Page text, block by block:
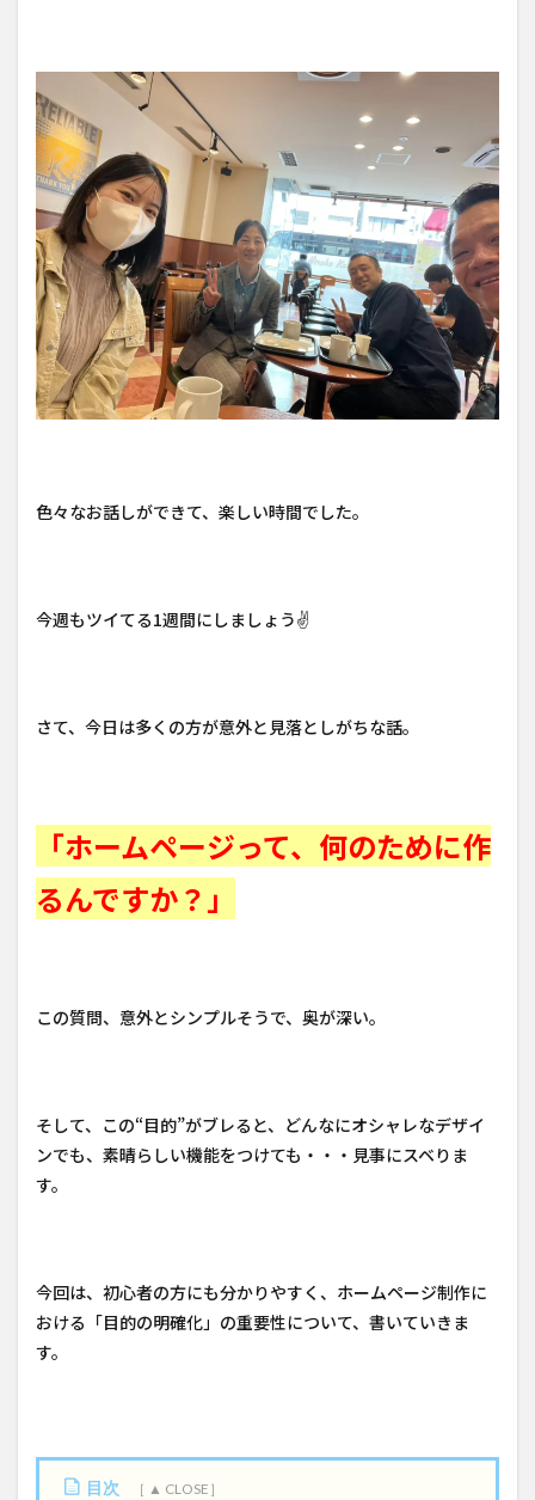
色々なお話しができて、楽しい時間でした。
今週もツイてる1週間にしましょう✌
さて、今日は多くの方が意外と見落としがちな話。
「ホームページって、何のために作
るんですか？」
この質問、意外とシンプルそうで、奥が深い。
そして、この“目的”がブレると、どんなにオシャレなデザイ
ンでも、素晴らしい機能をつけても・・・見事にスベりま
す。
今回は、初心者の方にも分かりやすく、ホームページ制作に
おける「目的の明確化」の重要性について、書いていきま
す。
目次